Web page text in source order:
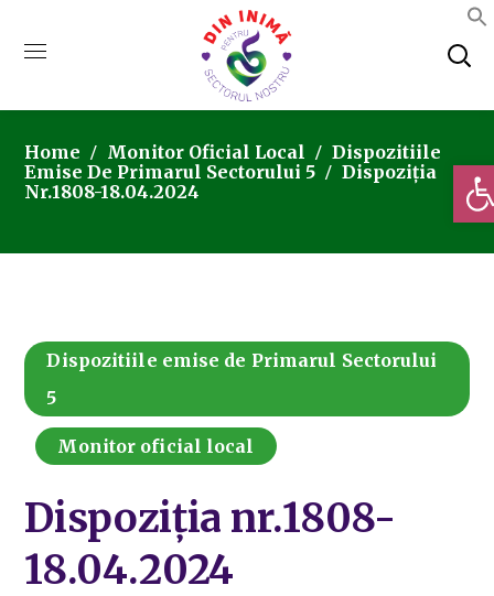
Home Monitor Oficial Local
Dispozitiile
Emise De Primarul Sectorului 5
Dispoziția
Nr.1808-18.04.2024
Dispozitiile emise de Primarul Sectorului
5
Monitor oficial local
Dispoziția nr.1808-
18.04.2024